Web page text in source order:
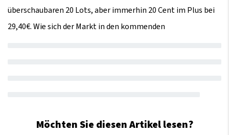
überschaubaren 20 Lots, aber immerhin 20 Cent im Plus bei
29,40€. Wie sich der Markt in den kommenden
Möchten Sie diesen Artikel lesen?